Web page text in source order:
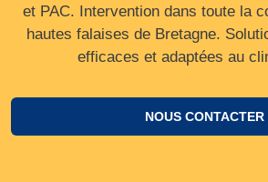
et PAC. Intervention dans toute la
hautes falaises de Bretagne.
efficaces et adaptées au
NOUS CONTACTER